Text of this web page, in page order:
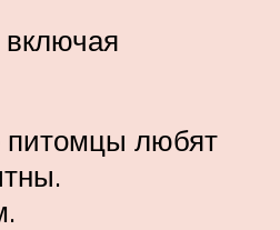
включая
питомцы любят